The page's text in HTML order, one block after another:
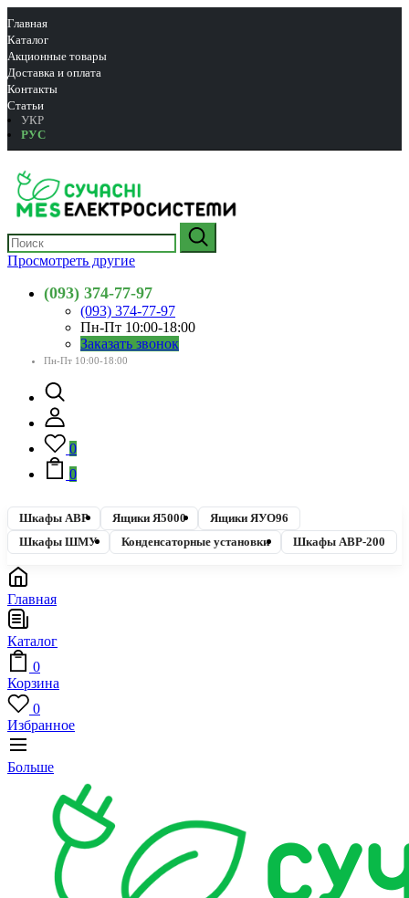
Главная
Каталог
Акционные товары
Доставка и оплата
Контакты
Статьи
УКР
РУС
Просмотреть другие
(093) 374-77-97
(093) 374-77-97
Пн-Пт 10:00-18:00
Заказать звонок
Пн-Пт 10:00-18:00
0
0
Шкафы АВР Ящики Я5000
Ящики ЯУО96
Шкафы ШМУ
Конденсаторные установки Шкафы АВР-200
Главная
Каталог
0
Корзина
0
Избранное
Больше